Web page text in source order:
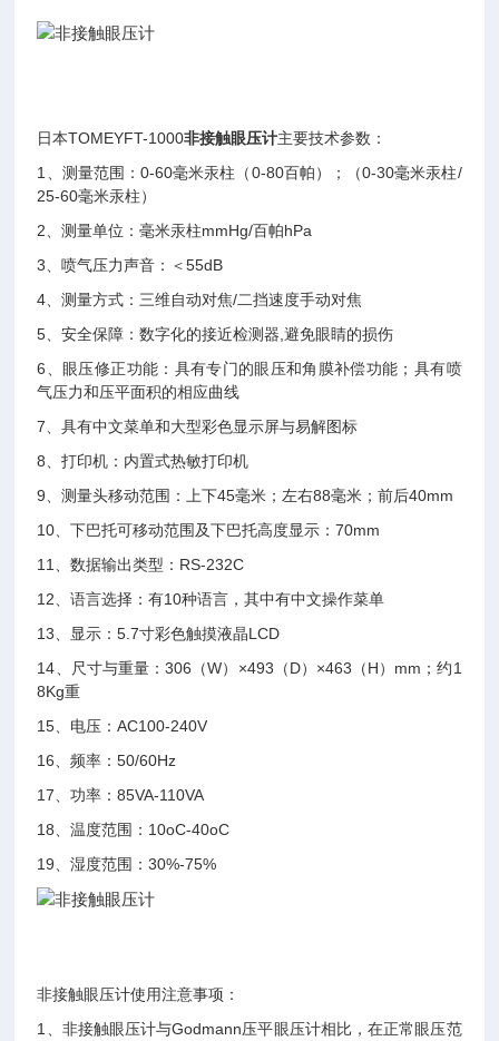
日本TOMEYFT-1000非接触眼压计主要技术参数：
1、测量范围：0-60毫米汞柱（0-80百帕）；（0-30毫米汞柱/
25-60毫米汞柱）
2、测量单位：毫米汞柱mmHg/百帕hPa
3、喷气压力声音：＜55dB
4、测量方式：三维自动对焦/二挡速度手动对焦
5、安全保障：数字化的接近检测器,避免眼睛的损伤
6、眼压修正功能：具有专门的眼压和角膜补偿功能；具有喷
气压力和压平面积的相应曲线
7、具有中文菜单和大型彩色显示屏与易解图标
8、打印机：内置式热敏打印机
9、测量头移动范围：上下45毫米；左右88毫米；前后40mm
10、下巴托可移动范围及下巴托高度显示：70mm
11、数据输出类型：RS-232C
12、语言选择：有10种语言，其中有中文操作菜单
13、显示：5.7寸彩色触摸液晶LCD
14、尺寸与重量：306（W）×493（D）×463（H）mm；约1
8Kg重
15、电压：AC100-240V
16、频率：50/60Hz
17、功率：85VA-110VA
18、温度范围：10oC-40oC
19、湿度范围：30%-75%
非接触眼压计使用注意事项：
1、非接触眼压计与Godmann压平眼压计相比，在正常眼压范